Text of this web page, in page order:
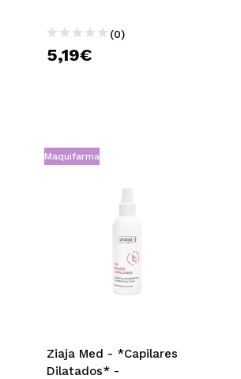
(0)
5,19€
Maquifarma
Ziaja Med - *Capilares
Dilatados* -